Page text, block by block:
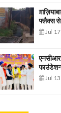
फ्लैक्स से
Jul
एनसीआर
Jul